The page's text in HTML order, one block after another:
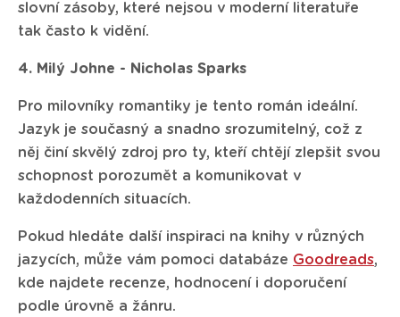
slovní zásoby, které nejsou v moderní literatuře
tak často k vidění.
4. Milý Johne - Nicholas Sparks
Pro milovníky romantiky je tento román ideální.
Jazyk je současný a snadno srozumitelný, což z
něj činí skvělý zdroj pro ty, kteří chtějí zlepšit svou
schopnost porozumět a komunikovat v
každodenních situacích.
Pokud hledáte další inspiraci na knihy v různých
jazycích, může vám pomoci databáze Goodreads,
kde najdete recenze, hodnocení i doporučení
podle úrovně a žánru.